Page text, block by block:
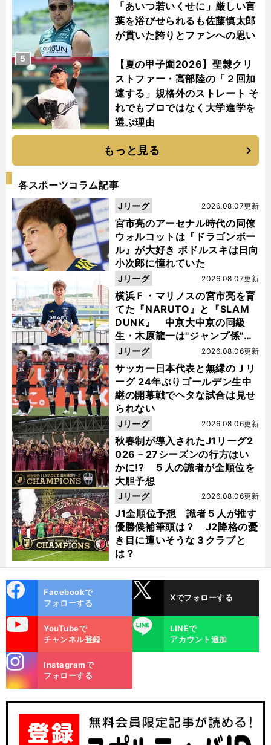
「あいつ若いくせに」厳しい言
葉を浴びせられるも佐藤慎太郎
が貫いた誇りとファンへの思い
【夏の甲子園2026】聖隷クリ
ストファー・高部陸の「２回加
速する」規格外のストレート そ
れでもプロではなく大学進学を
選ぶ理由
5
もっと見る
各スポーツコラム記事
宮市亮のアーセナル時代の同僚
ウォルコットは『ドラゴンボー
ル』が大好き ポドルスキは日向
小次郎に憧れていた
2026.08.07更新
Jリーグ
横浜Ｆ・マリノスの宮市亮を育
てた『NARUTO』と『SLAM
DUNK』 中京大中京の同級
生・木原龍一は"ジャンプ係"だ
った
2026.08.07更新
Jリーグ
サッカー日本代表と無縁のＪリ
ーグ 24年ぶりゴールデン生中
継の開幕戦でヘタな試合は見せ
られない
2026.08.06更新
Jリーグ
秋春制が導入されたJ1リーグ2
026－27シーズンの行方はい
かに!? ５人の識者が全順位を
大胆予想
2026.08.06更新
Jリーグ
J1全順位予想 識者５人が推す
優勝候補筆頭は？ J2降格の憂
き目に遭いそうな３クラブと
は？
2026.08.06更新
Jリーグ
ok
Facebookで
フォローする
Xでフォローする
YouTubeで
チャンネル登録
LINE
LINEで
アカウント追加
m
Instagramで
フォローする